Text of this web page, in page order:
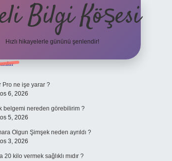
Bilgi Köşesi
Hızlı hikayelerle gününü şenlendir!
Pro ne işe yarar ?
6, 2026
belgemi nereden görebilirim ?
5, 2026
Olgun Şimşek neden ayrıldı ?
3, 2026
20 kilo vermek sağlıklı mıdır ?